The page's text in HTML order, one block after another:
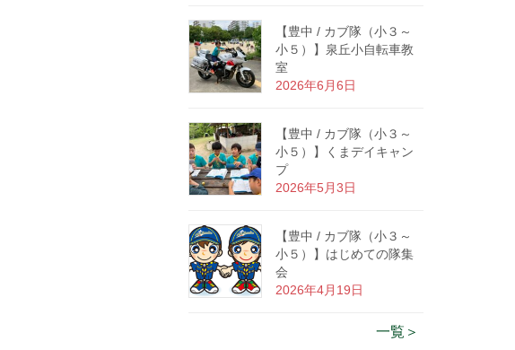
【豊中 / カブ隊（小３～
小５）】泉丘小自転車教
室
2026年6月6日
【豊中 / カブ隊（小３～
小５）】くまデイキャン
プ
2026年5月3日
【豊中 / カブ隊（小３～
小５）】はじめての隊集
会
2026年4月19日
一覧＞